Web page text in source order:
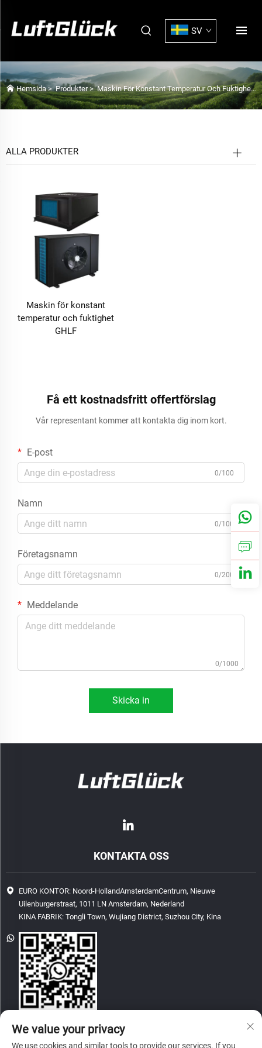
SV
Hemsida>Produkter>Maskin För Konstant Temperatur Och Fuktighet >
ALLA PRODUKTER
Maskin för konstant
temperatur och fuktighet
GHLF
Få ett kostnadsfritt offertförslag
Vår representant kommer att kontakta dig inom kort.
E-post
0/100
Namn
0/100
Företagsnamn
0/200
Meddelande
0/1000
Skicka in
KONTAKTA OSS
EURO KONTOR: Noord-HollandAmsterdamCentrum, Nieuwe
Uilenburgerstraat, 1011 LN Amsterdam, Nederland
KINA FABRIK: Tongli Town, Wujiang District, Suzhou City, Kina
[email protected]
We value your privacy
We use cookies and similar tools to provide our services. If you